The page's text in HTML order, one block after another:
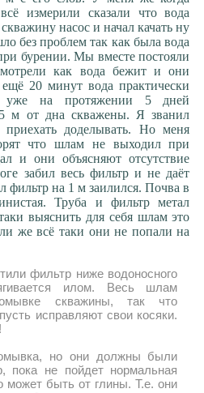
измерили сказали что вода
насос и начал качать ну
без проблем так как была вода
бурении. Мы вместе постояли
как вода бежит и они
20 минут вода практически
уже на протяжении 5 дней
м от дна скважены. Я званил
доделывать. Но меня
что шлам не выходил при
и они объясняют отсутствие
забил весь фильтр и не даёт
фильтр на 1 м заилился. Почва в
Труба и фильтр метал
выяснить для себя шлам это
же всё таки они не попали на
фильтр ниже водоносного
илом. Весь шлам
скважины, так что
исправляют свои косяки.
но они должны были
пока не пойдет нормальная
может быть от глины. Т.е. они